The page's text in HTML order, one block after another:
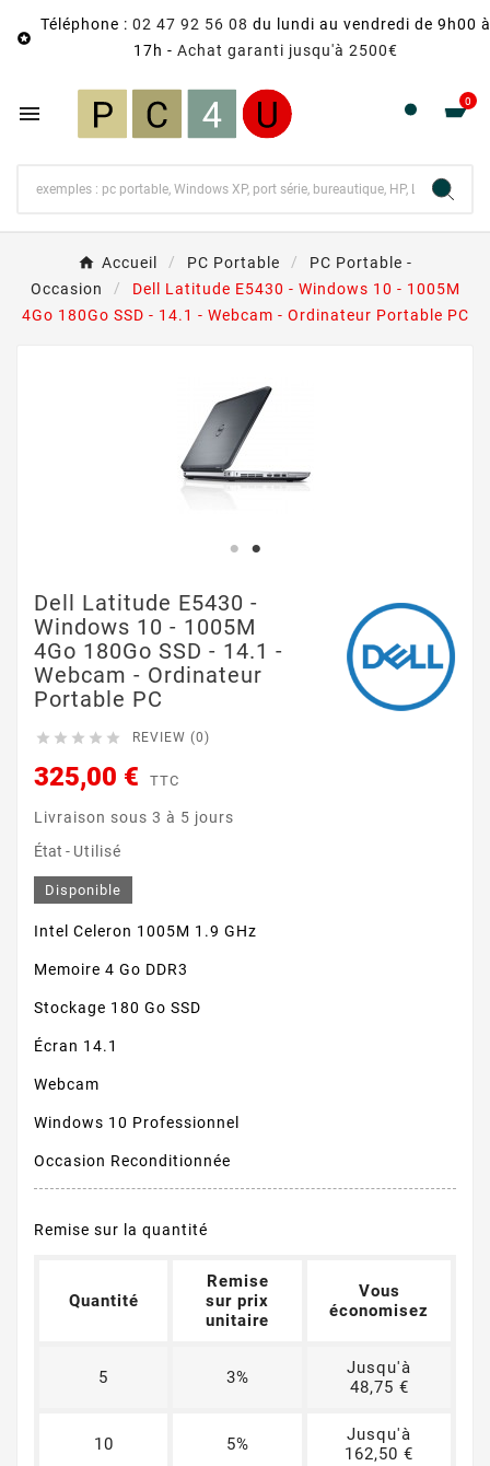

Téléphone : 02 47 92 56 08 du lundi au vendredi de 9h00 à
17h - Achat garanti jusqu'à 2500€
 0
Accueil PC Portable
PC Portable -
Occasion
Dell Latitude E5430 - Windows 10 - 1005M
4Go 180Go SSD - 14.1 - Webcam - Ordinateur Portable PC
Dell Latitude E5430 -
Windows 10 - 1005M
4Go 180Go SSD - 14.1 -
Webcam - Ordinateur
Portable PC
     REVIEW (0)
325,00 € TTC
Livraison sous 3 à 5 jours
État - Utilisé
Disponible
Intel Celeron 1005M 1.9 GHz
Memoire 4 Go DDR3
Stockage 180 Go SSD
Écran 14.1
Webcam
Windows 10 Professionnel
Occasion Reconditionnée
Remise sur la quantité
Quantité
Remise
sur prix
unitaire
Vous
économisez
5 3%
Jusqu'à
48,75 €
10 5%
Jusqu'à
162,50 €